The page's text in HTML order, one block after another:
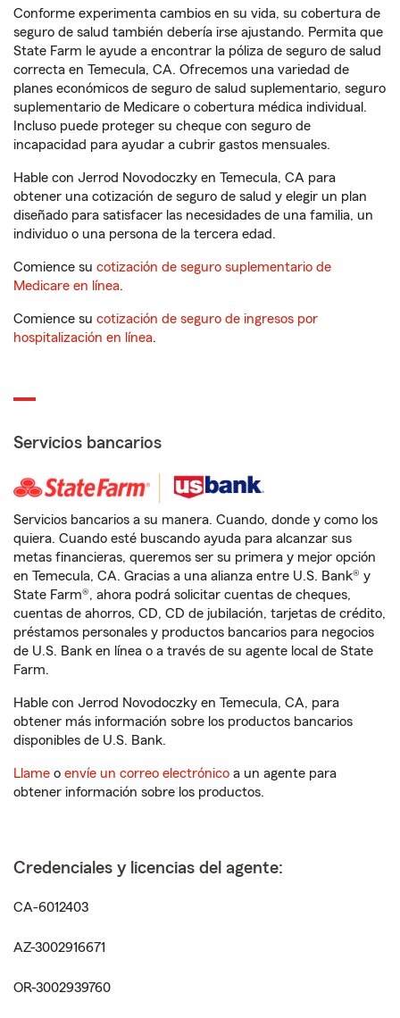
Conforme experimenta cambios en su vida, su cobertura de
seguro de salud también debería irse ajustando. Permita que
State Farm le ayude a encontrar la póliza de seguro de salud
correcta en Temecula, CA. Ofrecemos una variedad de
planes económicos de seguro de salud suplementario, seguro
suplementario de Medicare o cobertura médica individual.
Incluso puede proteger su cheque con seguro de
incapacidad para ayudar a cubrir gastos mensuales.
Hable con Jerrod Novodoczky en Temecula, CA para
obtener una cotización de seguro de salud y elegir un plan
diseñado para satisfacer las necesidades de una familia, un
individuo o una persona de la tercera edad.
Comience su cotización de seguro suplementario de
Medicare en línea.
Comience su cotización de seguro de ingresos por
hospitalización en línea.
Servicios bancarios
Servicios bancarios a su manera. Cuando, donde y como los
quiera. Cuando esté buscando ayuda para alcanzar sus
metas financieras, queremos ser su primera y mejor opción
en Temecula, CA. Gracias a una alianza entre U.S. Bank® y
State Farm®, ahora podrá solicitar cuentas de cheques,
cuentas de ahorros, CD, CD de jubilación, tarjetas de crédito,
préstamos personales y productos bancarios para negocios
de U.S. Bank en línea o a través de su agente local de State
Farm.
Hable con Jerrod Novodoczky en Temecula, CA, para
obtener más información sobre los productos bancarios
disponibles de U.S. Bank.
Llame o envíe un correo electrónico a un agente para
obtener información sobre los productos.
Credenciales y licencias del agente:
CA-6012403
AZ-3002916671
OR-3002939760